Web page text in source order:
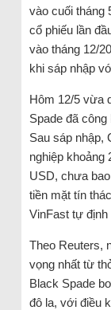
vào cuối tháng
cổ phiếu lần
vào tháng 12/
khi sáp nhập
Hôm 12/5 vừa
Spade đã công
Sau sáp nhập,
nghiệp khoảng
USD, chưa
tiền mặt tín
VinFast tự định
Theo Reuters,
vọng nhất từ
Black Spade
đô la, với điều